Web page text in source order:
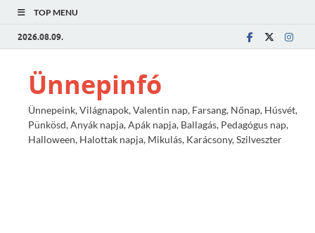
TOP MENU
2026.08.09.
Ünnepinfó
Ünnepeink, Világnapok, Valentin nap, Farsang, Nőnap, Húsvét,
Pünkösd, Anyák napja, Apák napja, Ballagás, Pedagógus nap,
Halloween, Halottak napja, Mikulás, Karácsony, Szilveszter